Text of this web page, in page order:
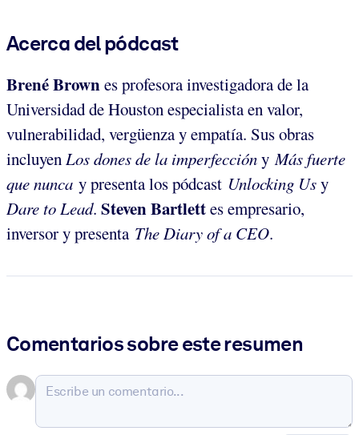
Acerca del pódcast
Brené Brownes profesora investigadora de la
Universidad de Houston especialista en valor,
vulnerabilidad, vergüenza y empatía. Sus obras
incluyenLos dones de la imperfecciónyMás fuerte
que nunca y presenta los pódcast Unlocking Usy
Dare to Lead. Steven Bartlettes empresario,
inversor y presenta The Diary of a CEO.
Comentarios sobre este resumen